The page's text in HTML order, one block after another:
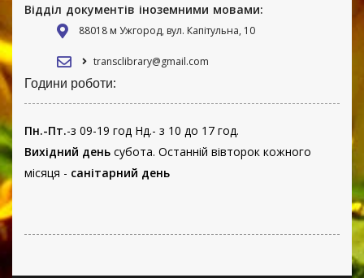
Відділ документів іноземними мовами:
88018 м Ужгород, вул. Капітульна, 10
transclibrary@gmail.com
Години роботи:
Пн.-Пт.-з 09-19 год Нд.- з 10 до 17 год.
Вихідний день субота. Останній вівторок кожного
місяця - санітарний день